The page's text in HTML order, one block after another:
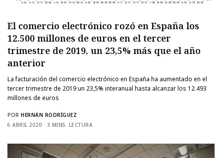
El comercio electrónico rozó en España los
12.500 millones de euros en el tercer
trimestre de 2019, un 23,5% más que el año
anterior
La facturación del comercio electrónico en España ha aumentado en el
tercer trimestre de 2019 un 23,5% interanual hasta alcanzar los 12.493
millones de euros
POR HERNÁN RODRÍGUEZ
6 ABRIL 2020
3 MINS. LECTURA